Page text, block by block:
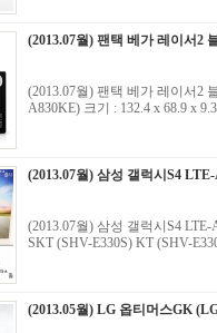
(2013.07월) 팬택 베가 레이서2
(2013.07월) 팬택 베가 레이서2
A830KE) 크기 : 132.4 x 68.9 x
(2013.07월) 삼성 갤럭시S4
(2013.07월) 삼성 갤럭시S4
SKT (SHV-E330S) KT (SHV-
(2013.05월) LG 옵티머스GK